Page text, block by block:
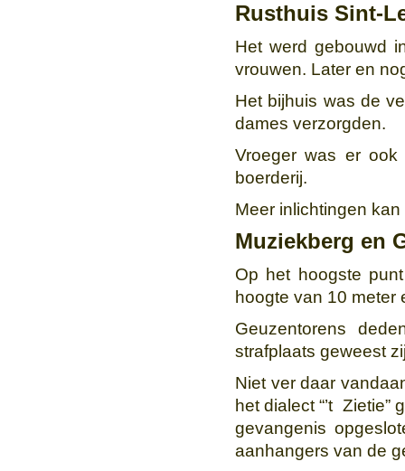
Rusthuis Sint-
Het werd gebouwd
vrouwen. Later en
Het bijhuis was de
dames verzorgden.
Vroeger was er
boerderij.
Meer inlichtingen
Muziekberg en
Op het hoogste
hoogte van 10 meter
Geuzentorens
strafplaats geweest
Niet ver daar
het dialect “’t
gevangenis
aanhangers van de